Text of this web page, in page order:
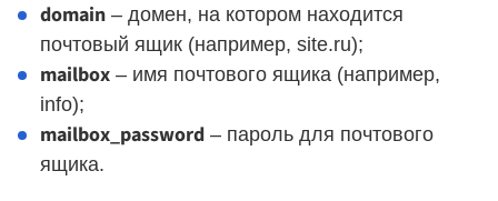
domain – домен, на котором находится
почтовый ящик (например, site.ru);
mailbox – имя почтового ящика (например,
info);
mailbox_password – пароль для почтового
ящика.